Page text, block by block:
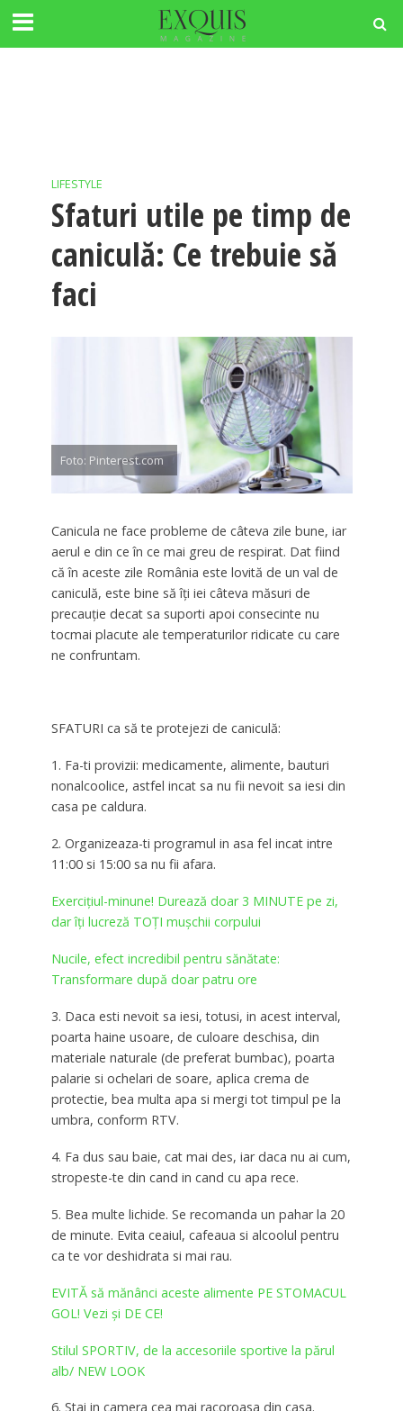
LIFESTYLE
Sfaturi utile pe timp de
caniculă: Ce trebuie să
faci
Foto: Pinterest.com
Canicula ne face probleme de câteva zile bune, iar
aerul e din ce în ce mai greu de respirat. Dat fiind
că în aceste zile România este lovită de un val de
caniculă, este bine să îţi iei câteva măsuri de
precauţie decat sa suporti apoi consecinte nu
tocmai placute ale temperaturilor ridicate cu care
ne confruntam.
SFATURI ca să te protejezi de caniculă:
1. Fa-ti provizii: medicamente, alimente, bauturi
nonalcoolice, astfel incat sa nu fii nevoit sa iesi din
casa pe caldura.
2. Organizeaza-ti programul in asa fel incat intre
11:00 si 15:00 sa nu fii afara.
Exercițiul-minune! Durează doar 3 MINUTE pe zi,
dar îți lucreză TOȚI mușchii corpului
Nucile, efect incredibil pentru sănătate:
Transformare după doar patru ore
3. Daca esti nevoit sa iesi, totusi, in acest interval,
poarta haine usoare, de culoare deschisa, din
materiale naturale (de preferat bumbac), poarta
palarie si ochelari de soare, aplica crema de
protectie, bea multa apa si mergi tot timpul pe la
umbra, conform RTV.
4. Fa dus sau baie, cat mai des, iar daca nu ai cum,
stropeste-te din cand in cand cu apa rece.
5. Bea multe lichide. Se recomanda un pahar la 20
de minute. Evita ceaiul, cafeaua si alcoolul pentru
ca te vor deshidrata si mai rau.
EVITĂ să mănânci aceste alimente PE STOMACUL
GOL! Vezi și DE CE!
Stilul SPORTIV, de la accesoriile sportive la părul
alb/ NEW LOOK
6. Stai in camera cea mai racoroasa din casa.